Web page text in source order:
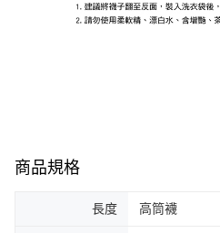
商品規格
長度 高筒襪